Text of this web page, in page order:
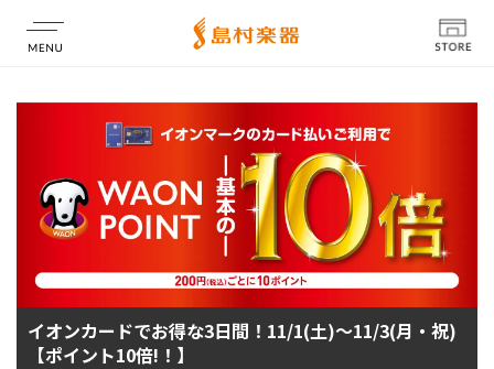
店舗情報
イオンカードでお得な3日間！11/1(土)～11/3(月・祝)
【ポイント10倍!！】